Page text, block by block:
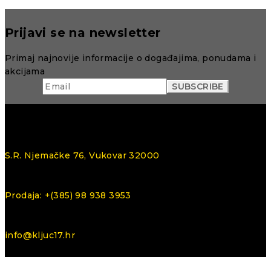
Prijavi se na newsletter
Primaj najnovije informacije o događajima, ponudama i
akcijama
S.R. Njemačke 76, Vukovar 32000
Prodaja: +(385) 98 938 3953
info@kljuc17.hr